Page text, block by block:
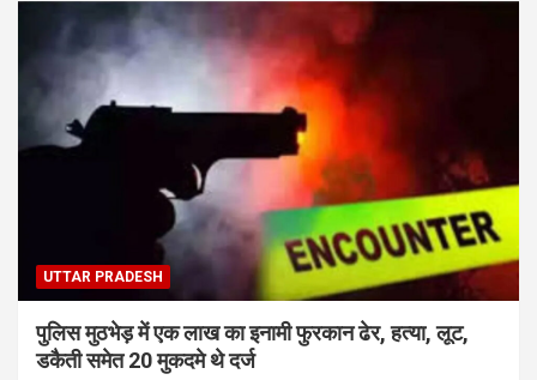
UTTAR PRADESH
पुलिस मुठभेड़ में एक लाख का इनामी फुरकान ढेर, हत्या, लूट,
डकैती समेत 20 मुकदमे थे दर्ज